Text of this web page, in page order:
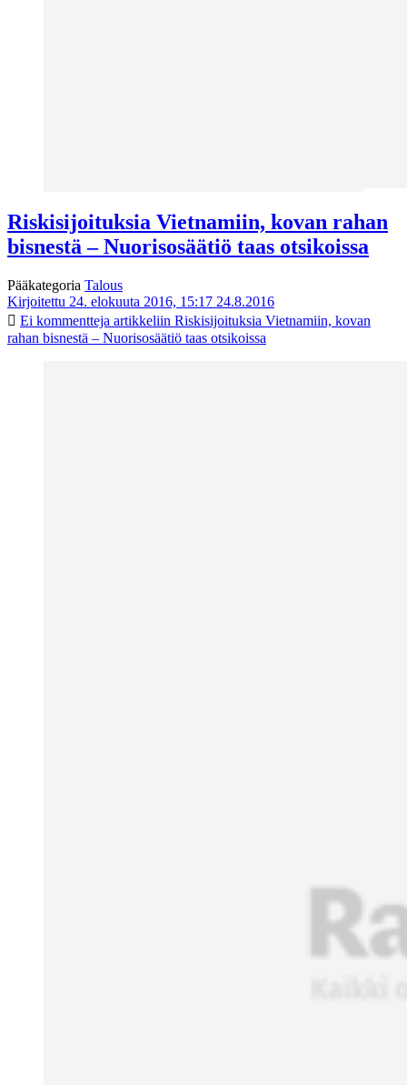
Riskisijoituksia Vietnamiin, kovan rahan
bisnestä – Nuorisosäätiö taas otsikoissa
Pääkategoria Talous
Kirjoitettu 24. elokuuta 2016, 15:17 24.8.2016
Ei kommentteja artikkeliin Riskisijoituksia Vietnamiin, kovan
rahan bisnestä – Nuorisosäätiö taas otsikoissa